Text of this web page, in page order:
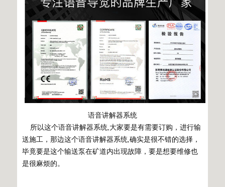
语音讲解器系统
所以这个语音讲解器系统,大家要是有需要订购，进行输
送施工，那边这个语音讲解器系统,确实是很不错的选择，
毕竟要是这个输送泵在矿道内出现故障，要是想要维修也
是很麻烦的。